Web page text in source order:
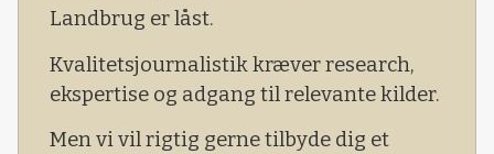
Landbrug er låst.
Kvalitetsjournalistik kræver research,
ekspertise og adgang til relevante kilder.
Men vi vil rigtig gerne tilbyde dig et